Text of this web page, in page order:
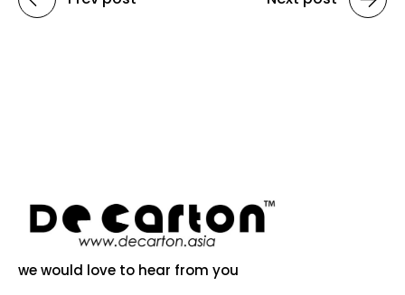
we would love to hear from you